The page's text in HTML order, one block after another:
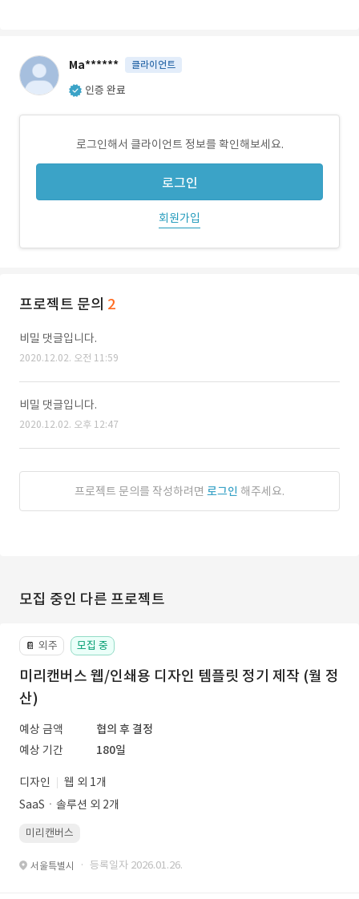
Ma****** 클라이언트
인증 완료
로그인해서 클라이언트 정보를 확인해보세요.
로그인
회원가입
프로젝트 문의 2
비밀 댓글입니다.
2020.12.02. 오전 11:59
비밀 댓글입니다.
2020.12.02. 오후 12:47
프로젝트 문의를 작성하려면 로그인 해주세요.
모집 중인 다른 프로젝트
📔 외주 모집 중
미리캔버스 웹/인쇄용 디자인 템플릿 정기 제작 (월 정
산)
예상 금액
협의 후 결정
예상 기간
180일
디자인
웹 외 1개
SaaSㆍ솔루션 외 2개
미리캔버스
서울특별시 · 등록일자 2026.01.26.